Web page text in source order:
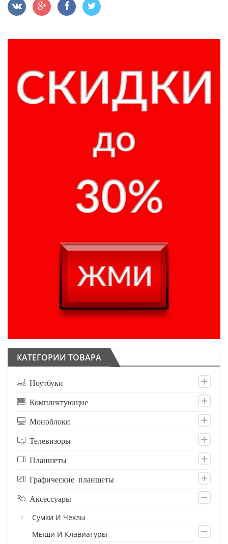
КАТЕГОРИИ ТОВАРА
Ноутбуки
Комплектующие
Моноблоки
Телевизоры
Планшеты
Графические планшеты
Аксессуары
Сумки И Чехлы
Мыши И Клавиатуры